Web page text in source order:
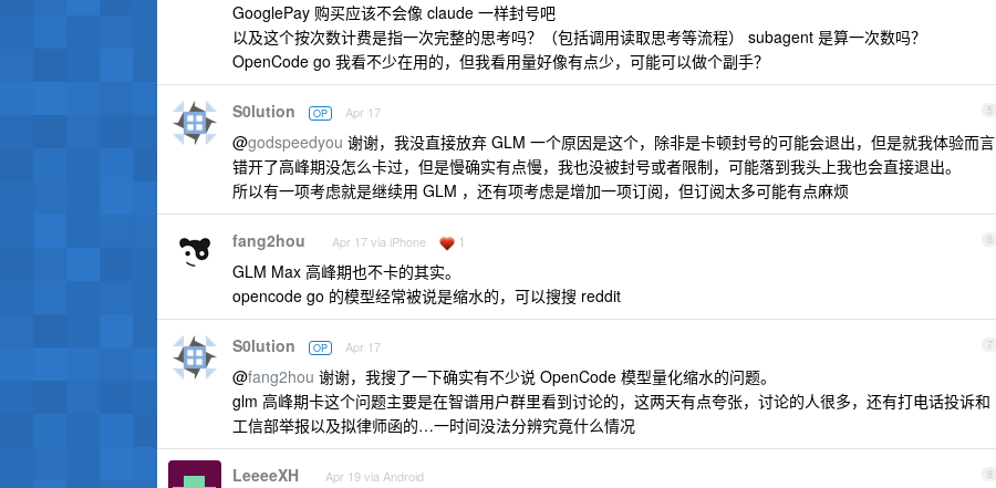
GooglePay 购买应该不会像 claude 一样封号吧
以及这个按次数计费是指一次完整的思考吗？（包括调用读取思考等流程） subagent 是算一次数吗？
OpenCode go 我看不少在用的，但我看用量好像有点少，可能可以做个副手？
5
S0lution OP Apr 17
@godspeedyou 谢谢，我没直接放弃 GLM 一个原因是这个，除非是卡顿封号的可能会退出，但是就我体验而言
错开了高峰期没怎么卡过，但是慢确实有点慢，我也没被封号或者限制，可能落到我头上我也会直接退出。
所以有一项考虑就是继续用 GLM ，还有项考虑是增加一项订阅，但订阅太多可能有点麻烦
6
fang2hou Apr 17 via iPhone 1
GLM Max 高峰期也不卡的其实。
opencode go 的模型经常被说是缩水的，可以搜搜 reddit
7
S0lution OP Apr 17
@fang2hou 谢谢，我搜了一下确实有不少说 OpenCode 模型量化缩水的问题。
glm 高峰期卡这个问题主要是在智谱用户群里看到讨论的，这两天有点夸张，讨论的人很多，还有打电话投诉和
工信部举报以及拟律师函的…一时间没法分辨究竟什么情况
8
LeeeeXH Apr 19 via Android